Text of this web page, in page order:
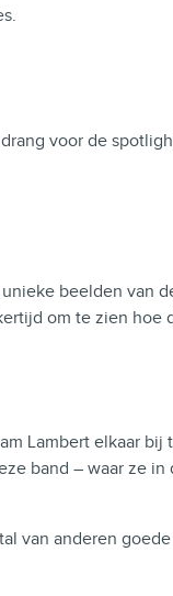
voor de
beelden van
om te zien hoe
Lambert elkaar
band – waar ze
van anderen